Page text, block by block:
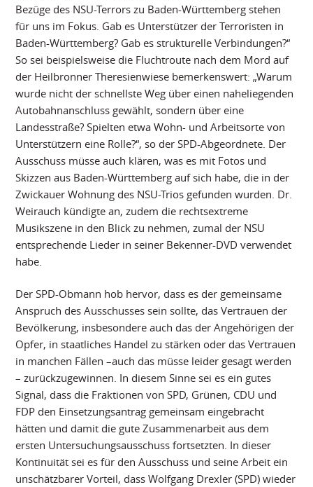
Bezüge des NSU-Terrors zu Baden-Württemberg stehen
für uns im Fokus. Gab es Unterstützer der Terroristen in
Baden-Württemberg? Gab es strukturelle Verbindungen?“
So sei beispielsweise die Fluchtroute nach dem Mord auf
der Heilbronner Theresienwiese bemerkenswert: „Warum
wurde nicht der schnellste Weg über einen naheliegenden
Autobahnanschluss gewählt, sondern über eine
Landesstraße? Spielten etwa Wohn- und Arbeitsorte von
Unterstützern eine Rolle?“, so der SPD-Abgeordnete. Der
Ausschuss müsse auch klären, was es mit Fotos und
Skizzen aus Baden-Württemberg auf sich habe, die in der
Zwickauer Wohnung des NSU-Trios gefunden wurden. Dr.
Weirauch kündigte an, zudem die rechtsextreme
Musikszene in den Blick zu nehmen, zumal der NSU
entsprechende Lieder in seiner Bekenner-DVD verwendet
habe.
Der SPD-Obmann hob hervor, dass es der gemeinsame
Anspruch des Ausschusses sein sollte, das Vertrauen der
Bevölkerung, insbesondere auch das der Angehörigen der
Opfer, in staatliches Handel zu stärken oder das Vertrauen
in manchen Fällen –auch das müsse leider gesagt werden
– zurückzugewinnen. In diesem Sinne sei es ein gutes
Signal, dass die Fraktionen von SPD, Grünen, CDU und
FDP den Einsetzungsantrag gemeinsam eingebracht
hätten und damit die gute Zusammenarbeit aus dem
ersten Untersuchungsausschuss fortsetzten. In dieser
Kontinuität sei es für den Ausschuss und seine Arbeit ein
unschätzbarer Vorteil, dass Wolfgang Drexler (SPD) wieder